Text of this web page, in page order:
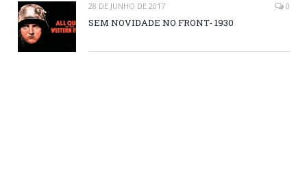
28 DE JUNHO DE 2017 0
SEM NOVIDADE NO FRONT- 1930